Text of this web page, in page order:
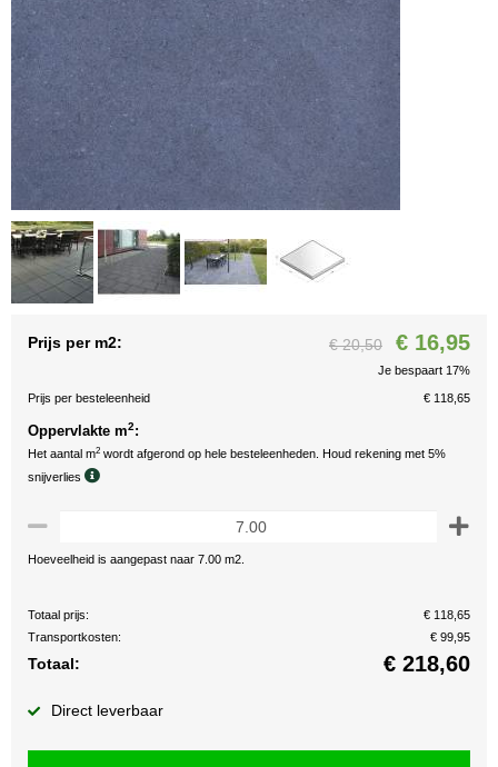
Prijs per m2: € 20,50 € 16,95
Je bespaart 17%
Prijs per besteleenheid € 118,65
Oppervlakte m2:
Het aantal m2 wordt afgerond op hele besteleenheden. Houd rekening met 5%
snijverlies
Hoeveelheid is aangepast naar 7.00 m2.
Totaal prijs:
€ 118,65
Transportkosten:
€ 99,95
Totaal: € 218,60
Direct leverbaar